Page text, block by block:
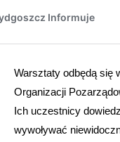
Warsztaty odbędą się
Organizacji
Ich uczestnicy
wywoływać